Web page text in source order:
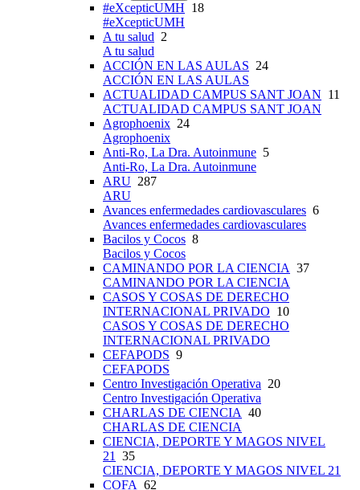
#eXcepticUMH 18
#eXcepticUMH
A tu salud 2
A tu salud
ACCIÓN EN LAS AULAS 24
ACCIÓN EN LAS AULAS
ACTUALIDAD CAMPUS SANT JOAN 11
ACTUALIDAD CAMPUS SANT JOAN
Agrophoenix 24
Agrophoenix
Anti-Ro, La Dra. Autoinmune 5
Anti-Ro, La Dra. Autoinmune
ARU 287
ARU
Avances enfermedades cardiovasculares 6
Avances enfermedades cardiovasculares
Bacilos y Cocos 8
Bacilos y Cocos
CAMINANDO POR LA CIENCIA 37
CAMINANDO POR LA CIENCIA
CASOS Y COSAS DE DERECHO
INTERNACIONAL PRIVADO 10
CASOS Y COSAS DE DERECHO
INTERNACIONAL PRIVADO
CEFAPODS 9
CEFAPODS
Centro Investigación Operativa 20
Centro Investigación Operativa
CHARLAS DE CIENCIA 40
CHARLAS DE CIENCIA
CIENCIA, DEPORTE Y MAGOS NIVEL
21
35
CIENCIA, DEPORTE Y MAGOS NIVEL 21
COFA 62